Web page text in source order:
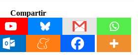
Compartir